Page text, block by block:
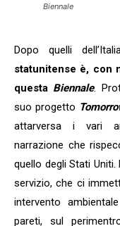
Biennale
Dopo quelli
statunitense è, con
questa Biennale.
suo progetto
attarversa i vari
narrazione che
quello degli Stati
servizio, che ci
intervento
pareti, sul